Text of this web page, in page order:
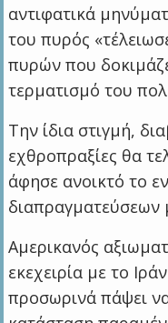
αντιφατικά
του πυρός
πυρών που
τερματισμό του
Την ίδια στιγμή,
εχθροπραξίες θα
άφησε ανοικτό το
διαπραγματεύσεων
Αμερικανός
εκεχειρία με το
προσωρινά πάψει